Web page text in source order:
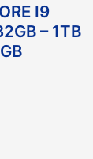
I9
– 1TB